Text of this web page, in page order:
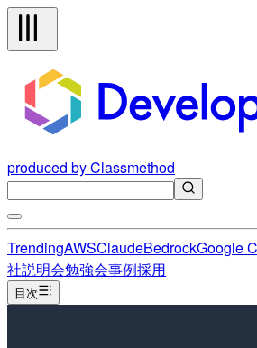
produced by Classmethod
TrendingAWSClaudeBedrockGoogle
社説明会勉強会事例採用
目次